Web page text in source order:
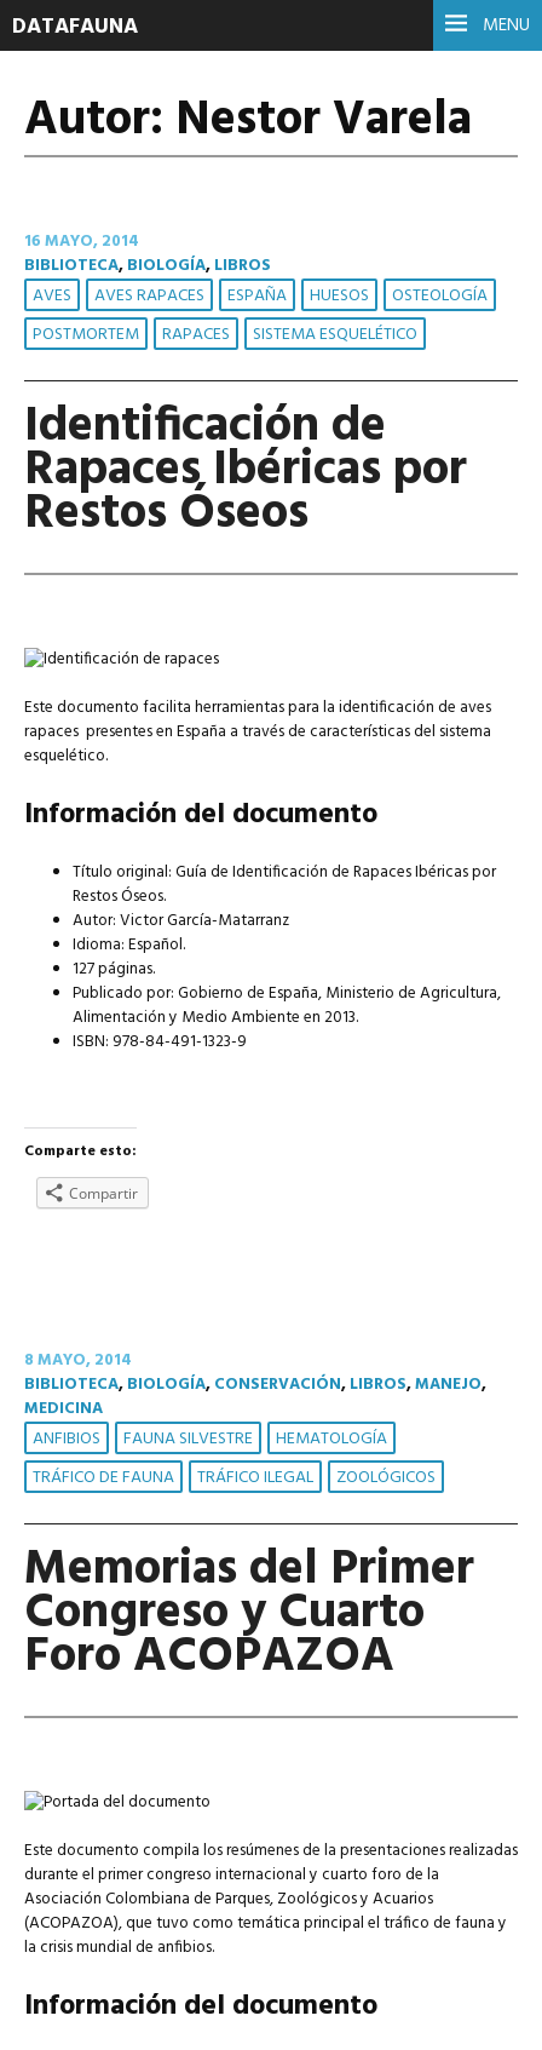
MENU
DATAFAUNA
Autor: Nestor Varela
16 MAYO, 2014
BIBLIOTECA,BIOLOGÍA,LIBROS
AVES AVES RAPACES ESPAÑA HUESOS
OSTEOLOGÍA
POSTMORTEM
RAPACES SISTEMA ESQUELÉTICO
Identificación de
Rapaces Ibéricas por
Restos Óseos
Este documento facilita herramientas para la identificación de aves
rapaces presentes en España a través de características del sistema
esquelético.
Información del documento
Título original: Guía de Identificación de Rapaces Ibéricas por
Restos Óseos.
Autor: Victor García-Matarranz
Idioma: Español.
127 páginas.
Publicado por: Gobierno de España, Ministerio de Agricultura,
Alimentación y Medio Ambiente en 2013.
ISBN: 978-84-491-1323-9
Comparte esto:
Compartir
8 MAYO, 2014
BIBLIOTECA,BIOLOGÍA,CONSERVACIÓN,LIBROS,MANEJO,
MEDICINA
ANFIBIOS FAUNA SILVESTRE
HEMATOLOGÍA
TRÁFICO DE FAUNA
TRÁFICO ILEGAL ZOOLÓGICOS
Memorias del Primer
Congreso y Cuarto
Foro ACOPAZOA
Este documento compila los resúmenes de la presentaciones realizadas
durante el primer congreso internacional y cuarto foro de la
Asociación Colombiana de Parques, Zoológicos y Acuarios
(ACOPAZOA), que tuvo como temática principal el tráfico de fauna y
la crisis mundial de anfibios.
Información del documento